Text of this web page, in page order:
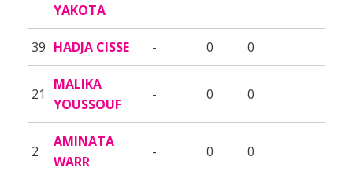
YAKOTA
39 HADJA CISSE - 0 0
21
MALIKA
YOUSSOUF
- 0 0
2
AMINATA
WARR
- 0 0